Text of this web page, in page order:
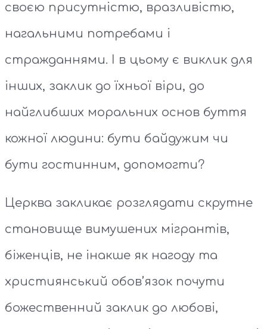
своєю присутністю, вразливістю,
нагальними потребами і
стражданнями. І в цьому є виклик для
інших, заклик до їхньої віри, до
найглибших моральних основ буття
кожної людини: бути байдужим чи
бути гостинним, допомогти?
Церква закликає розглядати скрутне
становище вимушених мігрантів,
біженців, не інакше як нагоду та
християнський обов’язок почути
божественний заклик до любові,